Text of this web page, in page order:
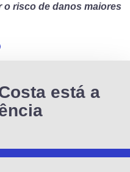
o risco de danos maiores
está a